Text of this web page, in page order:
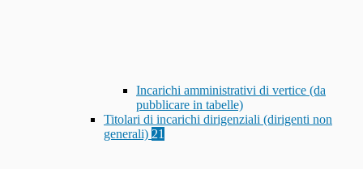
Incarichi amministrativi di vertice (da
pubblicare in tabelle)
Titolari di incarichi dirigenziali (dirigenti non
generali) 21